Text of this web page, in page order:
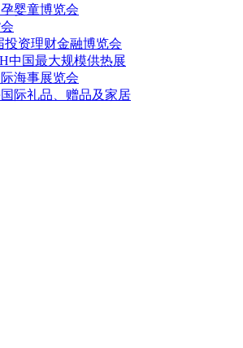
婴童博览会
投资理财金融博览会
中国最大规模供热展
海事展览会
际礼品、赠品及家居